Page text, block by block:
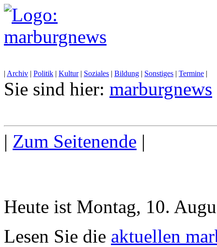
| Archiv | Politik | Kultur| Soziales | Bildung | Sonstiges | Termine |
Sie sind hier: marburgnews
| Zum Seitenende |
Heute ist Montag, 10.
Lesen Sie die aktuellen